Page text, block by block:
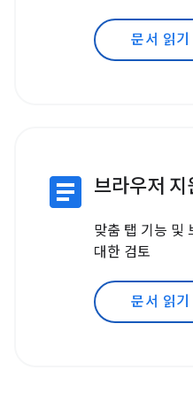
문서 읽기
article 브라우저 지
맞춤 탭 기능 및
대한 검토
문서 읽기